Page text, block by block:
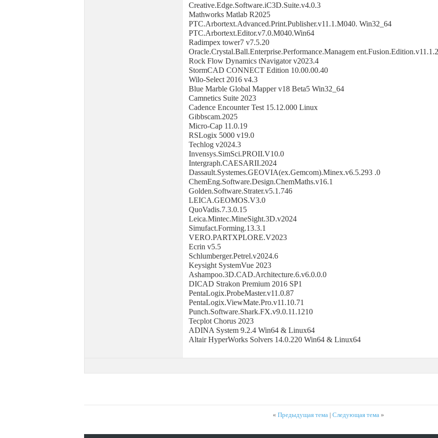
Creative.Edge.Software.iC3D.Suite.v4.0.3
Mathworks Matlab R2025
PTC.Arbortext.Advanced.Print.Publisher.v11.1.M040. Win32_64
PTC.Arbortext.Editor.v7.0.M040.Win64
Radimpex tower7 v7.5.20
Oracle.Crystal.Ball.Enterprise.Performance.Managem
Rock Flow Dynamics tNavigator v2023.4
StormCAD CONNECT Edition 10.00.00.40
Wilo-Select 2016 v4.3
Blue Marble Global Mapper v18 Beta5 Win32_64
Camnetics Suite 2023
Cadence Encounter Test 15.12.000 Linux
Gibbscam.2025
Micro-Cap 11.0.19
RSLogix 5000 v19.0
Techlog v2024.3
Invensys.SimSci.PROII.V10.0
Intergraph.CAESARII.2024
Dassault.Systemes.GEOVIA(ex.Gemcom).Minex.v6.5.293 .0
ChemEng.Software.Design.ChemMaths.v16.1
Golden.Software.Strater.v5.1.746
LEICA.GEOMOS.V3.0
QuoVadis.7.3.0.15
Leica.Mintec.MineSight.3D.v2024
Simufact.Forming.13.3.1
VERO.PARTXPLORE.V2023
Ecrin v5.5
Schlumberger.Petrel.v2024.6
Keysight SystemVue 2023
Ashampoo.3D.CAD.Architecture.6.v6.0.0.0
DICAD Strakon Premium 2016 SP1
PentaLogix.ProbeMaster.v11.0.87
PentaLogix.ViewMate.Pro.v11.10.71
Punch.Software.Shark.FX.v9.0.11.1210
Tecplot Chorus 2023
ADINA System 9.2.4 Win64 & Linux64
Altair HyperWorks Solvers 14.0.220 Win64 & Linux64
« Предыдущая тема | Следующая тема »